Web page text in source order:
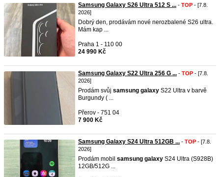
Samsung Galaxy S26 Ultra 512 S ... - TOP - [7.8.
2026]
Dobrý den, prodávám nové nerozbalené S26 ultra.
Mám kap ...
Praha 1 - 110 00
24 990 Kč
Samsung Galaxy S22 Ultra 256 G ... - TOP - [7.8.
2026]
Prodám svůj samsung galaxy S22 Ultra v barvě
Burgundy ( ...
Přerov - 751 04
7 900 Kč
Samsung Galaxy S24 Ultra 512GB ... - TOP - [7.8.
2026]
Prodám mobil samsung galaxy S24 Ultra (S928B)
12GB/512G ...